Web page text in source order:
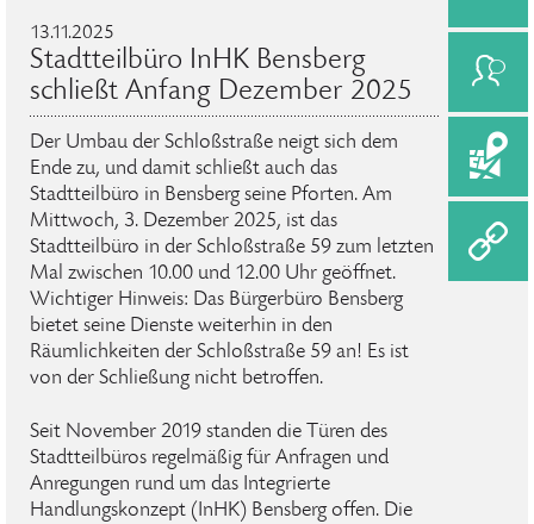
13.11.2025
Stadtteilbüro InHK Bensberg
schließt Anfang Dezember 2025
Der Umbau der Schloßstraße neigt sich dem
Ende zu, und damit schließt auch das
Stadtteilbüro in Bensberg seine Pforten. Am
Mittwoch, 3. Dezember 2025, ist das
Stadtteilbüro in der Schloßstraße 59 zum letzten
Mal zwischen 10.00 und 12.00 Uhr geöffnet.
Wichtiger Hinweis: Das Bürgerbüro Bensberg
bietet seine Dienste weiterhin in den
Räumlichkeiten der Schloßstraße 59 an! Es ist
von der Schließung nicht betroffen.
Seit November 2019 standen die Türen des
Stadtteilbüros regelmäßig für Anfragen und
Anregungen rund um das Integrierte
Handlungskonzept (InHK) Bensberg offen. Die